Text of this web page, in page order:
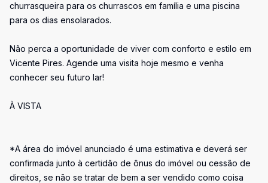
churrasqueira para os churrascos em família e uma piscina
para os dias ensolarados.
Não perca a oportunidade de viver com conforto e estilo em
Vicente Pires. Agende uma visita hoje mesmo e venha
conhecer seu futuro lar!
À VISTA
*A área do imóvel anunciado é uma estimativa e deverá ser
confirmada junto à certidão de ônus do imóvel ou cessão de
direitos, se não se tratar de bem a ser vendido como coisa